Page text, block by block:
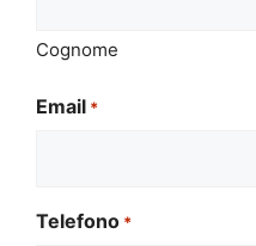
Cognome
Email *
Telefono *